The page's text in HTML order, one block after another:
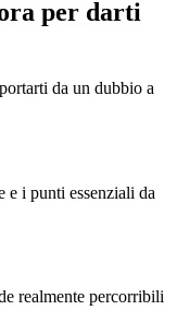
per darti
da un dubbio a
e i punti essenziali da
realmente percorribili